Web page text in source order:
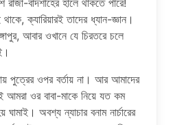
রাজা-বাদশাহের হালে থাকতে পারে!
ক্যারিয়ারই তাদের ধ্যান-জ্ঞান।
আবার ওখানে যে চিরতরে চলে
পুত্রের ওপর বর্তায় না। আর আমাদের
আমরা ওর বাবা-মাকে নিয়ে যত কম
ঘামাই। অবশ্য ন্যাচার বনাম নার্চারের